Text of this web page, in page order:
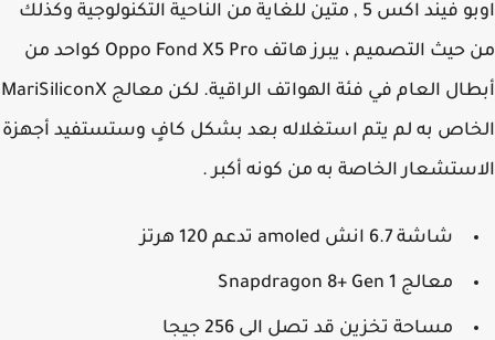
اوبو فيند اكس 5 , متين للغاية من الناحية التكنولوجية وكذلك
من حيث التصميم ، يبرز هاتف Oppo Fond X5 Pro كواحد من
أبطال العام في فئة الهواتف الراقية. لكن معالج MariSiliconX
به لم يتم استغلاله بعد بشكل كافٍ وستستفيد أجهزة
الخاصة به من كونه أكبر .
شاشة 6.7 انش amoled تدعم 120 هرتز
معالج Snapdragon 8+ Gen 1
مساحة تخزين قد تصل الى 256 جيجا